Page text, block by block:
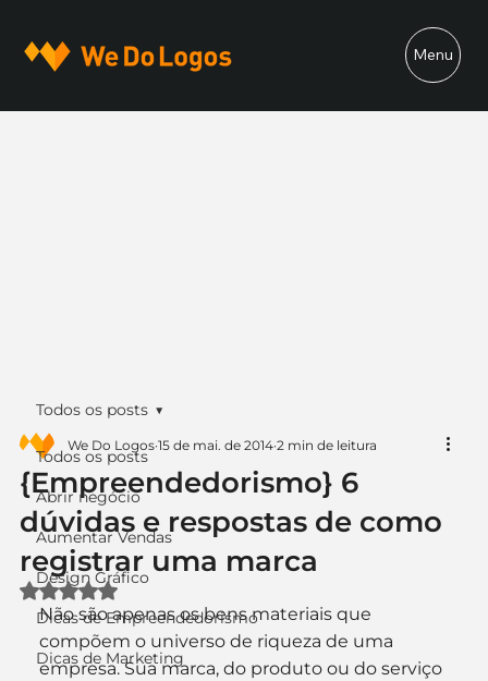
Menu
Todos os posts
Abrir negócio
Aumentar Vendas
Design Gráfico
Dicas de Empreendedorismo
Dicas de Marketing
Todos os posts
{Empreendedorismo} 6
dúvidas e respostas de como
registrar uma marca
We Do Logos 15 de mai. de 2014 2 min de leitura
Avaliado com NaN de 5 estrelas.
Não são apenas os bens materiais que
compõem o universo de riqueza de uma
empresa. Sua marca, do produto ou do serviço